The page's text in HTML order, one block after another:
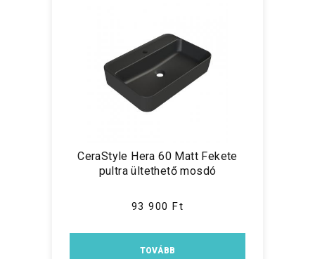
CeraStyle Hera 60 Matt Fekete
pultra ültethető mosdó
93 900 Ft
TOVÁBB